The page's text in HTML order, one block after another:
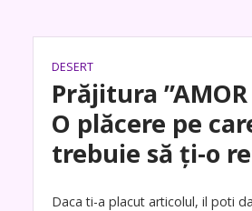
DESERT
Prăjitura
O plăcere pe
trebuie să ți-o
Daca ti-a placut articolul, il poti